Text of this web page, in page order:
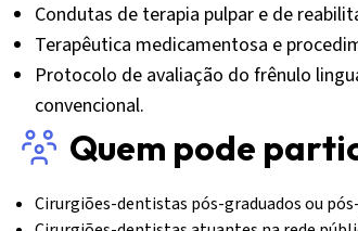
Condutas de terapia pulpar e de
Terapêutica medicamentosa e
Protocolo de avaliação do frênulo
convencional.
Quem pode
Cirurgiões-dentistas pós-graduados ou